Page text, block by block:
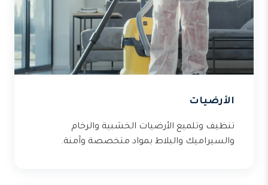
الأرضيات
تنظيف وتلميع الأرضيات الخشبية والرخام
والسيراميك والبلاط بمواد متخصصة وآمنة.